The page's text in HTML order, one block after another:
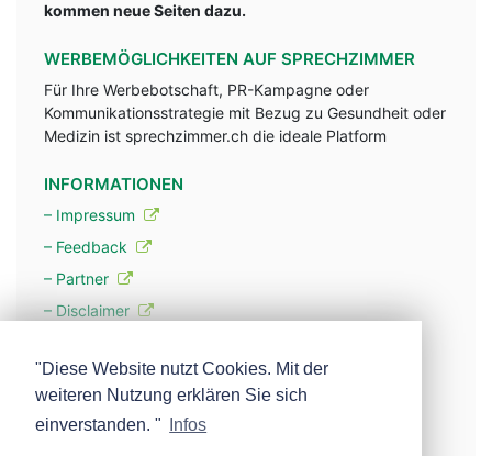
kommen neue Seiten dazu.
WERBEMÖGLICHKEITEN AUF SPRECHZIMMER
Für Ihre Werbebotschaft, PR-Kampagne oder
Kommunikationsstrategie mit Bezug zu Gesundheit oder
Medizin ist sprechzimmer.ch die ideale Platform
INFORMATIONEN
– Impressum
– Feedback
– Partner
– Disclaimer
– Werbung
– Mehr über unsere Experten
"Diese Website nutzt Cookies. Mit der
weiteren Nutzung erklären Sie sich
einverstanden. "
Infos